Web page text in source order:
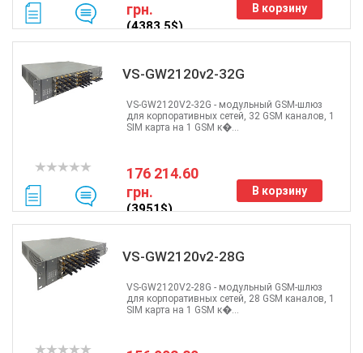
грн.
(4383.5$)
В корзину
VS-GW2120v2-32G
176 214.60
грн.
(3951$)
В корзину
VS-GW2120V2-32G - модульный GSM-шлюз
для корпоративных сетей, 32 GSM каналов, 1
SIM карта на 1 GSM к�...
VS-GW2120v2-28G
VS-GW2120V2-28G - модульный GSM-шлюз
для корпоративных сетей, 28 GSM каналов, 1
SIM карта на 1 GSM к�...